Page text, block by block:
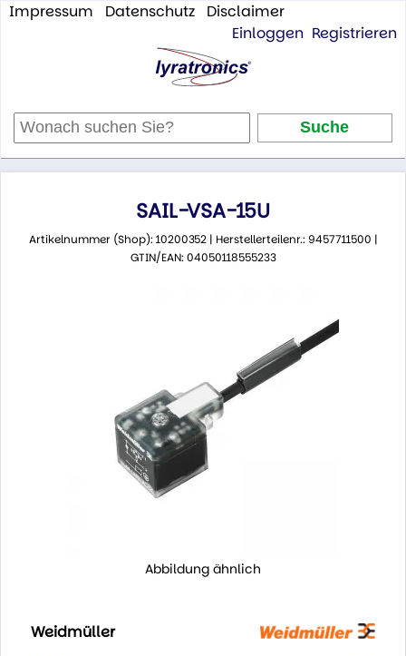
Impressum Datenschutz
Disclaimer
Einloggen Registrieren
SAIL-VSA-15U
Artikelnummer (Shop): 10200352 | Herstellerteilenr.: 9457711500 |
GTIN/EAN: 04050118555233
Abbildung ähnlich
Weidmüller